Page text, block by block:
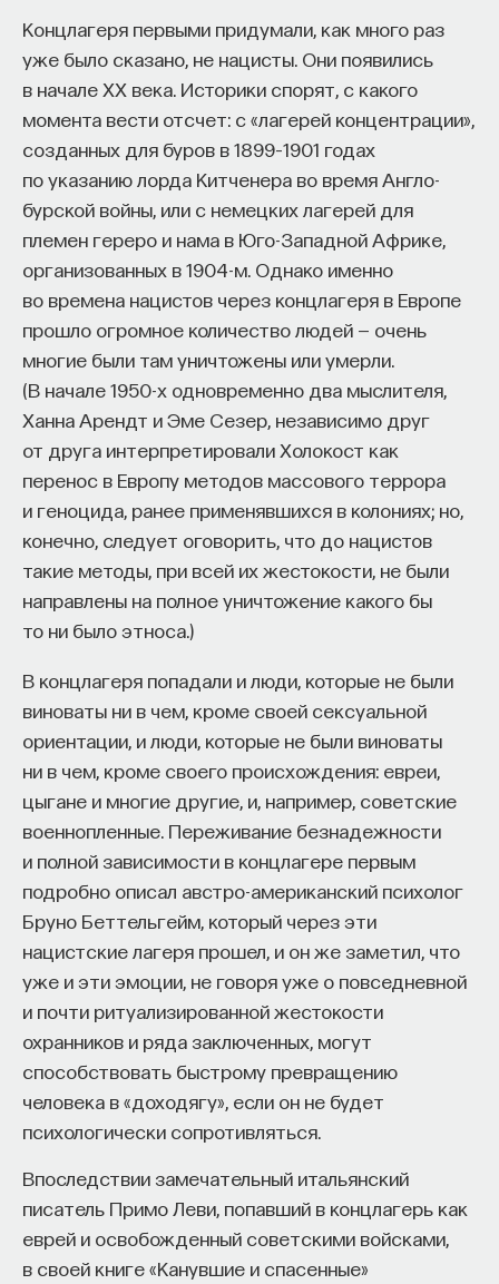
Концлагеря первыми придумали, как много раз
уже было сказано, не нацисты. Они появились
в начале XX века. Историки спорят, с какого
момента вести отсчет: с «лагерей концентрации»,
созданных для буров в 1899–1901 годах
по указанию лорда Китченера во время Англо-
бурской войны, или с немецких лагерей для
племен гереро и нама в Юго-Западной Африке,
организованных в 1904-м. Однако именно
во времена нацистов через концлагеря в Европе
прошло огромное количество людей — очень
многие были там уничтожены или умерли.
(В начале 1950-х одновременно два мыслителя,
Ханна Арендт и Эме Сезер, независимо друг
от друга интерпретировали Холокост как
перенос в Европу методов массового террора
и геноцида, ранее применявшихся в колониях; но,
конечно, следует оговорить, что до нацистов
такие методы, при всей их жестокости, не были
направлены на полное уничтожение какого бы
то ни было этноса.)
В концлагеря попадали и люди, которые не были
виноваты ни в чем, кроме своей сексуальной
ориентации, и люди, которые не были виноваты
ни в чем, кроме своего происхождения: евреи,
цыгане и многие другие, и, например, советские
военнопленные. Переживание безнадежности
и полной зависимости в концлагере первым
подробно описал австро-американский психолог
Бруно Беттельгейм, который через эти
нацистские лагеря прошел, и он же заметил, что
уже и эти эмоции, не говоря уже о повседневной
и почти ритуализированной жестокости
охранников и ряда заключенных, могут
способствовать быстрому превращению
человека в «доходягу», если он не будет
психологически сопротивляться.
Впоследствии замечательный итальянский
писатель Примо Леви, попавший в концлагерь как
еврей и освобожденный советскими войсками,
в своей книге «Канувшие и спасенные»
расширяться — слушайте подкаст на YouTube,
Яндекс Музыке,Apple Podcasts ,VKи Spotify.
6/30/2026
НАД МАТЕРИАЛОМ РАБОТАЛИ
Ивар Максутов
издатель, сооснователь Редакционно-
издательского дома "ПостНаука", религиовед
Ульяна Раведовская
Сения Долгачева
редактор ПостНауки
ИСКУССТВЕННЫЙ ИНТЕЛЛЕКТ
АКАДЕМИЧЕСКАЯ СРЕДА ОБУЧЕНИЕ
НЕЙРОСЕТЕВЫЕ АРХИТЕКТУРЫ
СТРОИТЕЛИ БУДУЩЕГО